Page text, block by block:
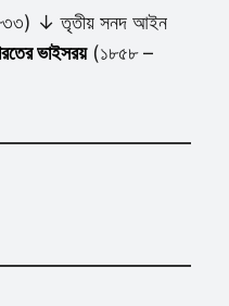
↓ তৃতীয় সনদ আইন
ভাইসরয়(১৮৫৮ –